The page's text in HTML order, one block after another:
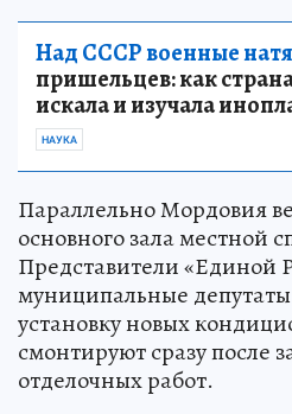
Над СССР военные
пришельцев: как
искала и изучала
НАУКА
Параллельно Мордовия
основного зала местной
Представители «Единой
муниципальные
установку новых
смонтируют сразу после
отделочных работ.